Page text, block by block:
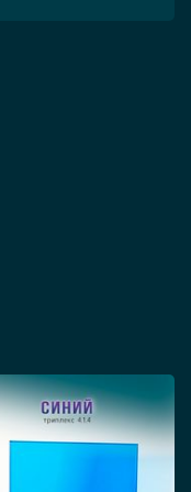
стекла.
То, что
Всё точно
стеклом.
из
по